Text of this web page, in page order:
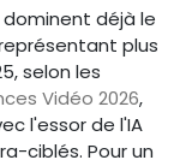
déjà le
plus
selon les
Vidéo 2026,
l'essor de l'IA
ciblés. Pour un